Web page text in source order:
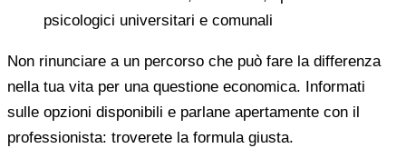
psicologici universitari e comunali
Non rinunciare a un percorso che può fare la differenza
nella tua vita per una questione economica. Informati
sulle opzioni disponibili e parlane apertamente con il
professionista: troverete la formula giusta.